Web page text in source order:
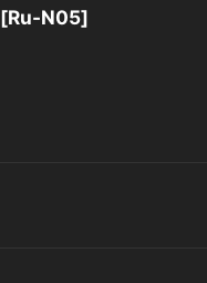
[Ru-N05]